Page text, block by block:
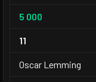
5 000
11
Oscar Lemming